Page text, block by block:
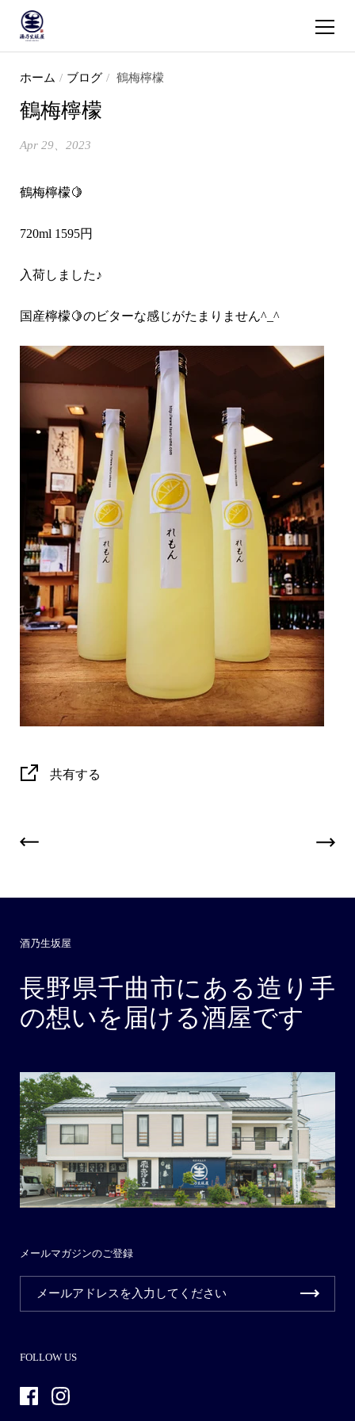
ショッピ
ホーム / ブログ / 鶴梅檸檬
鶴梅檸檬
Apr 29、2023
鶴梅檸檬🍋
720ml 1595円
入荷しました♪
国産檸檬🍋のビターな感じがたまりません^_^
共有する
酒乃生坂屋
長野県千曲市にある造り手
の想いを届ける酒屋です
メールマガジンのご登録
FOLLOW US
FacebookInstagram